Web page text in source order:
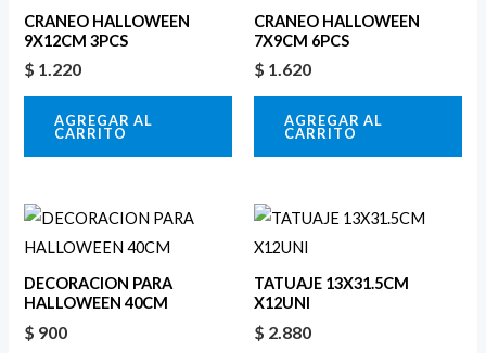
CRANEO HALLOWEEN
9X12CM 3PCS
$ 1.220
AGREGAR AL
CARRITO
CRANEO HALLOWEEN
7X9CM 6PCS
$ 1.620
AGREGAR AL
CARRITO
DECORACION PARA
HALLOWEEN 40CM
$ 900
TATUAJE 13X31.5CM
X12UNI
$ 2.880